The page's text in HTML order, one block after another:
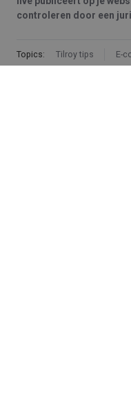
controleren door een
Topics: Tilroy tips E-